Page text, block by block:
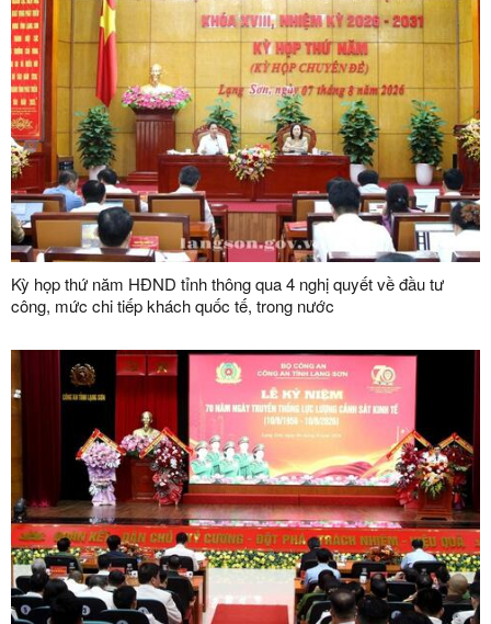
Kỳ họp thứ năm HĐND tỉnh thông qua 4 nghị quyết về đầu tư
công, mức chi tiếp khách quốc tế, trong nước